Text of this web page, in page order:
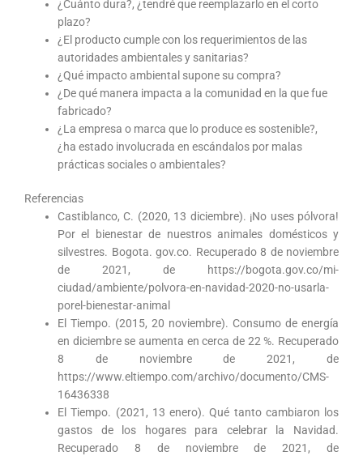
¿Cuánto dura?, ¿tendré que reemplazarlo en el corto
plazo?
¿El producto cumple con los requerimientos de las
autoridades ambientales y sanitarias?
¿Qué impacto ambiental supone su compra?
¿De qué manera impacta a la comunidad en la que fue
fabricado?
¿La empresa o marca que lo produce es sostenible?,
¿ha estado involucrada en escándalos por malas
prácticas sociales o ambientales?
Referencias
Castiblanco, C. (2020, 13 diciembre). ¡No uses pólvora!
Por el bienestar de nuestros animales domésticos y
silvestres. Bogota. gov.co. Recuperado 8 de noviembre
de 2021, de https://bogota.gov.co/mi-
ciudad/ambiente/polvora-en-navidad-2020-no-usarla-
porel-bienestar-animal
El Tiempo. (2015, 20 noviembre). Consumo de energía
en diciembre se aumenta en cerca de 22 %. Recuperado
8 de noviembre de 2021, de
https://www.eltiempo.com/archivo/documento/CMS-
16436338
El Tiempo. (2021, 13 enero). Qué tanto cambiaron los
gastos de los hogares para celebrar la Navidad.
Recuperado 8 de noviembre de 2021, de